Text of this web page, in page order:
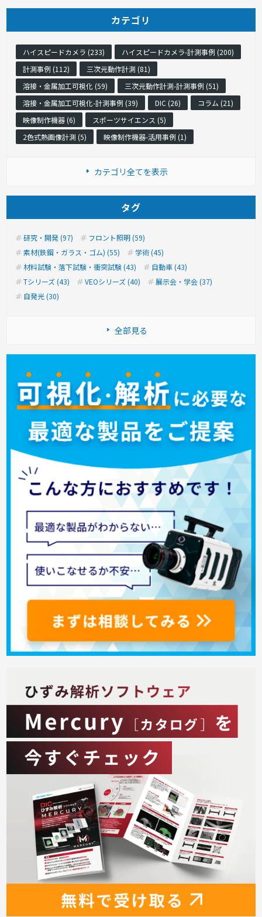
カテゴリ
ハイスピードカメラ (233)
ハイスピードカメラ-計測事例 (200)
計測事例 (112)
三次元動作計測 (81)
溶接・金属加工可視化 (59)
三次元動作計測-計測事例 (51)
溶接・金属加工可視化-計測事例 (39)
DIC (26)
コラム (21)
映像制作機器 (6)
スポーツサイエンス (5)
2色式熱画像計測 (5)
映像制作機器-活用事例 (1)
カテゴリ全てを表示
タグ
研究・開発 (97)
フロント照明 (59)
素材(鉄鋼・ガラス・ゴム) (55)
学術 (45)
材料試験・落下試験・衝突試験 (43)
自動車 (43)
Tシリーズ (43)
VEOシリーズ (40)
展示会・学会 (37)
自発光 (30)
全部見る